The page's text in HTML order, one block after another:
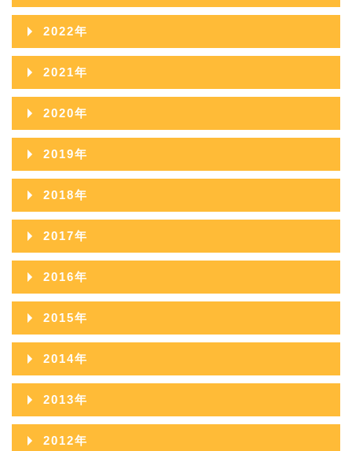
2025年10月
2025年09月
2025年08月
2025年07月
2025年06月
2025年05月
2025年03月
2025年02月
2025年01月
2024年11月
2024年10月
2024年09月
2024年08月
2024年07月
2024年06月
2024年05月
2024年03月
2024年02月
2024年01月
2023年12月
2023年11月
2023年10月
2023年09月
2023年08月
2023年07月
2023年06月
2023年05月
2023年03月
2023年02月
2023年01月
2022年
2022年12月
2022年11月
2022年10月
2022年09月
2022年08月
2022年07月
2022年06月
2022年05月
2022年03月
2022年02月
2022年01月
2021年
2021年12月
2021年11月
2021年10月
2021年09月
2021年08月
2021年07月
2021年06月
2021年05月
2021年03月
2021年02月
2020年
2020年12月
2020年11月
2020年10月
2020年09月
2020年08月
2020年07月
2020年06月
2020年05月
2020年03月
2019年
2019年12月
2019年11月
2019年10月
2019年09月
2019年08月
2019年07月
2019年06月
2019年05月
2018年
2018年12月
2018年11月
2018年10月
2018年09月
2018年08月
2018年07月
2018年06月
2017年
2017年12月
2017年11月
2017年10月
2017年09月
2017年08月
2017年07月
2016年
2016年12月
2016年11月
2016年10月
2016年09月
2016年08月
2015年
2015年12月
2015年11月
2015年10月
2014年
2014年12月
2014年11月
2013年
2013年12月
2012年